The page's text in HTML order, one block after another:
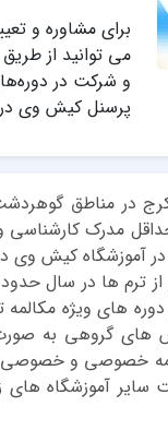
برای مشاوره و
می توانید از
و شرکت در
پرسنل کیش وی
در مناطق
های گروهی به
سایر آموزشگاه